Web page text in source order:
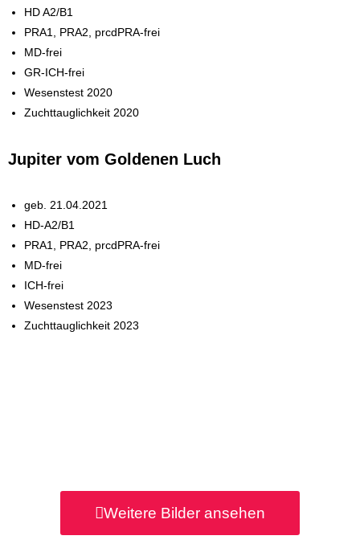
HD A2/B1
PRA1, PRA2, prcdPRA-frei
MD-frei
GR-ICH-frei
Wesenstest 2020
Zuchttauglichkeit 2020
Jupiter vom Goldenen Luch
geb. 21.04.2021
HD-A2/B1
PRA1, PRA2, prcdPRA-frei
MD-frei
ICH-frei
Wesenstest 2023
Zuchttauglichkeit 2023
Weitere Bilder ansehen